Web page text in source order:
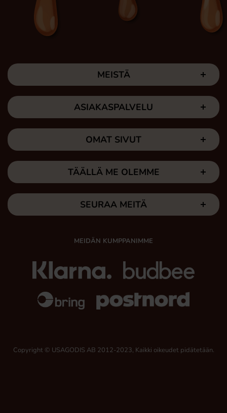
MEISTÄ
ASIAKASPALVELU
OMAT SIVUT
TÄÄLLÄ ME OLEMME
SEURAA MEITÄ
MEIDÄN KUMPPANIMME
Copyright © USAGODIS AB 2012-2023, Kaikki oikeudet pidätetään.